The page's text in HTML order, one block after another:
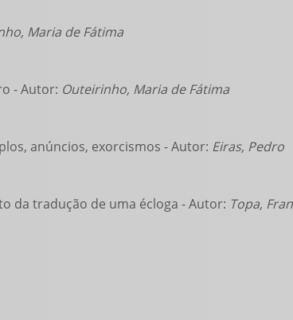
Maria de Fátima
- Autor: Outeirinho, Maria de Fátima
anúncios, exorcismos - Autor: Eiras, Pedro
da tradução de uma écloga - Autor: Topa,